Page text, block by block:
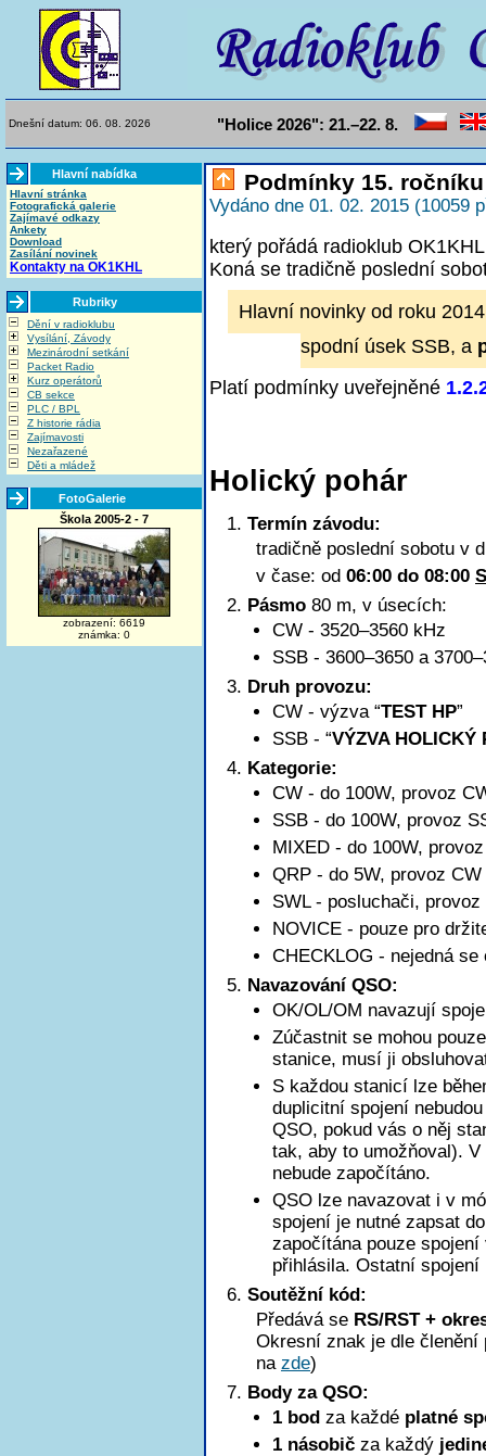
Dnešní datum: 06. 08. 2026 "Holice 2026": 21.–22. 8.
Hlavní nabídka
Hlavní stránka
Fotografická galerie
Zajímavé odkazy
Ankety
Download
Zasílání novinek
Kontakty na OK1KHL
Rubriky
Dění v radioklubu
Vysílání, Závody
Mezinárodní setkání
Packet Radio
Kurz operátorů
CB sekce
PLC / BPL
Z historie rádia
Zajímavosti
Nezařazené
Děti a mládež
FotoGalerie
Škola 2005-2 - 7
zobrazení: 6619
známka: 0
Podmínky 15.
Vydáno dne 01. 02. 2015 (10059
který pořádá radioklub
Koná se tradičně poslední
Hlavní novinky od roku
spodní úsek SSB, a
Platí podmínky uveřejněné
Holický pohár
Termín závodu:
tradičně poslední sobotu v
v čase: od 06:00 do 08:00
Pásmo 80 m, v úsecích:
CW - 3520–3560 kHz
SSB - 3600–3650 a
Druh provozu:
CW - výzva “TEST HP”
SSB - “VÝZVA HOLICKÝ
Kategorie:
CW - do 100W, provoz
SSB - do 100W, provoz
MIXED - do 100W,
QRP - do 5W, provoz
SWL - posluchači,
NOVICE - pouze pro
CHECKLOG - nejedná
Navazování QSO:
OK/OL/OM navazují
Zúčastnit se mohou
stanice, musí ji
S každou stanicí lze
duplicitní spojení
QSO, pokud vás o něj
tak, aby to umožňoval).
nebude započítáno.
QSO lze navazovat i v
spojení je nutné zapsat
započítána pouze
přihlásila. Ostatní spojení
Soutěžní kód:
Předává se RS/RST +
Okresní znak je dle členění
na zde)
Body za QSO:
1 bod za každé platné
1 násobič za každý